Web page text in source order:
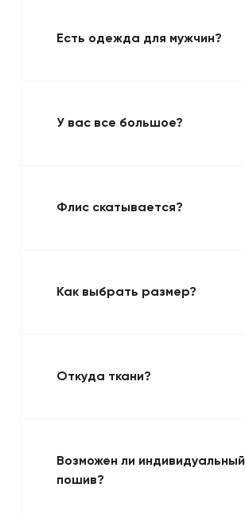
Есть одежда для мужчин?
У вас все большое?
Флис скатывается?
Как выбрать размер?
Откуда ткани?
Возможен ли индивидуальный
пошив?